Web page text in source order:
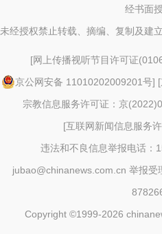
经书面授
未经授权禁止转载、摘编、复制及建
[网上传播视听节目许可证
京公网安备 11010202009201号] [
宗教信息服务许可证：京
[互联网新闻信息服务
违法和不良信息举报电话：
jubao@chinanews.com.cn 举报受
Copyright ©1999-2026